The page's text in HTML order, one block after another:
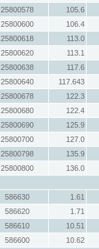
25800578
105.6
25800600
106.4
25800618
113.0
25800620
113.1
25800638
117.6
25800640
117.643
25800678
122.3
25800680
122.4
25800690
125.9
25800700
127.0
25800798
135.9
25800800
136.0
586630
1.61
586620
1.71
586610
10.51
586600
10.62